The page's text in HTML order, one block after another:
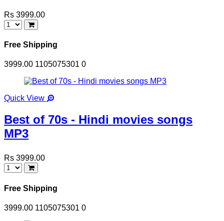
Rs 3999.00
Free Shipping
3999.00 1105075301 0
Quick View
Best of 70s - Hindi movies songs
MP3
Rs 3999.00
Free Shipping
3999.00 1105075301 0